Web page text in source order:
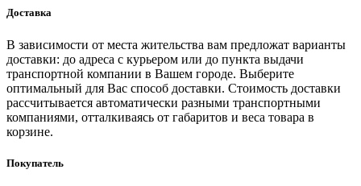
Доставка
В зависимости от места жительства вам предложат варианты
доставки: до адреса с курьером или до пункта выдачи
транспортной компании в Вашем городе. Выберите
оптимальный для Вас способ доставки. Стоимость доставки
рассчитывается автоматически разными транспортными
компаниями, отталкиваясь от габаритов и веса товара в
корзине.
Покупатель